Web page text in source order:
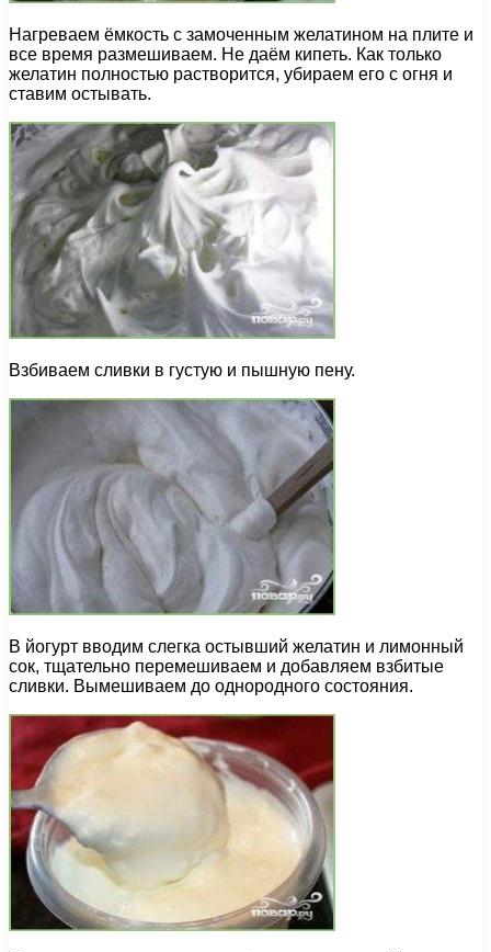
Нагреваем ёмкость с замоченным желатином на плите и
все время размешиваем. Не даём кипеть. Как только
желатин полностью растворится, убираем его с огня и
ставим остывать.
Взбиваем сливки в густую и пышную пену.
В йогурт вводим слегка остывший желатин и лимонный
сок, тщательно перемешиваем и добавляем взбитые
сливки. Вымешиваем до однородного состояния.